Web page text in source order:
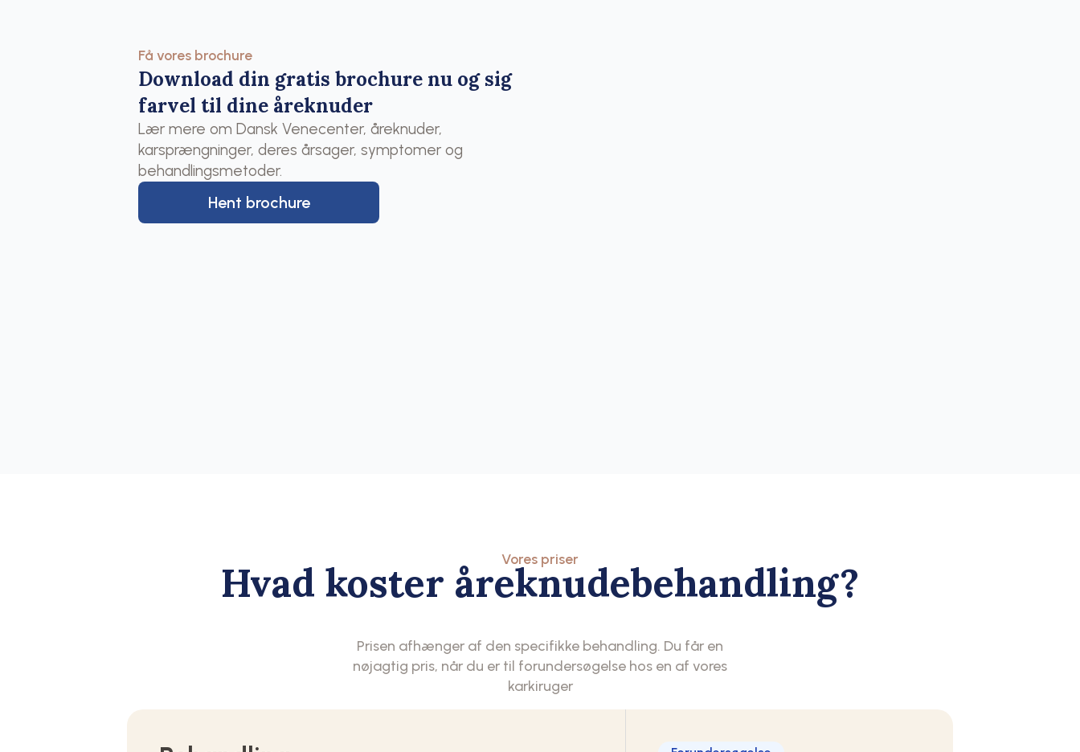
Få vores brochure
Download din gratis brochure nu og sig
farvel til dine åreknuder
Lær mere om Dansk Venecenter, åreknuder,
karsprængninger, deres årsager, symptomer og
behandlingsmetoder.
Hent brochure
Vores priser
Hvad koster åreknudebehandling?
Prisen afhænger af den specifikke behandling. Du får en
nøjagtig pris, når du er til forundersøgelse hos en af vores
karkiruger